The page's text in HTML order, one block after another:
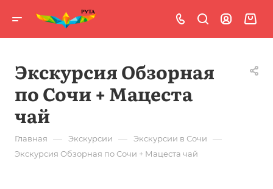
Экскурсия Обзорная
по Сочи + Мацеста
чай
Главная — Экскурсии — Экскурсии в Сочи —
Экскурсия Обзорная по Сочи + Мацеста чай